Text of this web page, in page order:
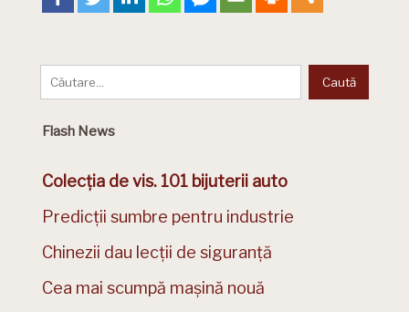
Flash News
Colecția de vis. 101 bijuterii auto
Predicții sumbre pentru industrie
Chinezii dau lecții de siguranță
Cea mai scumpă mașină nouă